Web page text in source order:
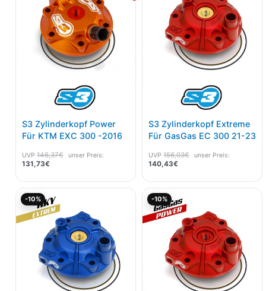
S3 Zylinderkopf Power
Für KTM EXC 300 -2016
UVP 146,37€ unser Preis:
131,73€
S3 Zylinderkopf Extreme
Für GasGas EC 300 21-23
UVP 156,03€ unser Preis:
140,43€
-10%
156,03€
Preis
ist:
140,43€.
-10%
156,03€
Preis
ist:
140,43€.